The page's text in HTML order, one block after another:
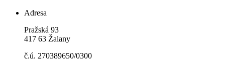
Adresa
Pražská 93
417 63 Žalany
č.ú. 270389650/0300